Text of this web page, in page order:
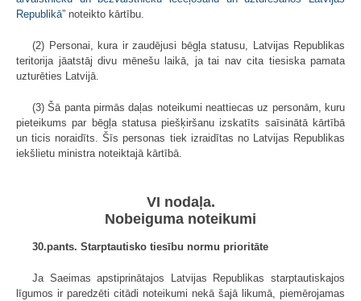
Republikā” noteikto kārtību.
(2) Personai, kura ir zaudējusi bēgļa statusu, Latvijas Republikas
teritorija jāatstāj divu mēnešu laikā, ja tai nav cita tiesiska pamata
uzturēties Latvijā.
(3) Šā panta pirmās daļas noteikumi neattiecas uz personām, kuru
pieteikums par bēgļa statusa piešķiršanu izskatīts saīsinātā kārtībā
un ticis noraidīts. Šīs personas tiek izraidītas no Latvijas Republikas
iekšlietu ministra noteiktajā kārtībā.
VI nodaļa.
Nobeiguma noteikumi
30.pants. Starptautisko tiesību normu prioritāte
Ja Saeimas apstiprinātajos Latvijas Republikas starptautiskajos
līgumos ir paredzēti citādi noteikumi nekā šajā likumā, piemērojamas